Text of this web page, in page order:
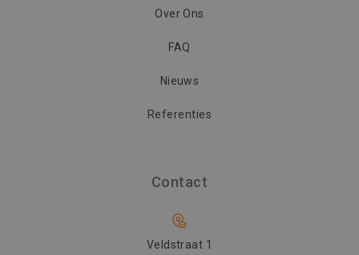
Over Ons
FAQ
Nieuws
Referenties
Contact
Veldstraat 1
.c.clarity.ms